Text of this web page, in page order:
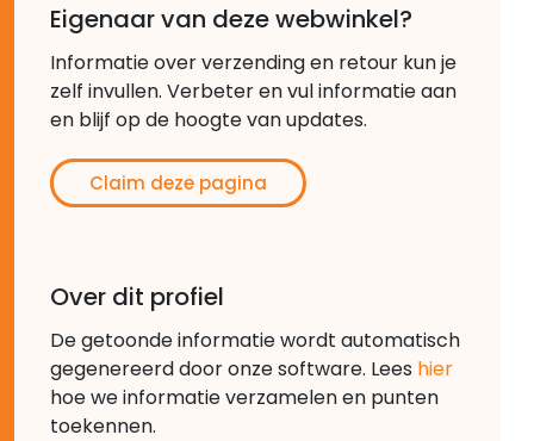
Eigenaar van deze webwinkel?
Informatie over verzending en retour kun je
zelf invullen. Verbeter en vul informatie aan
en blijf op de hoogte van updates.
Claim deze pagina
Over dit profiel
De getoonde informatie wordt automatisch
gegenereerd door onze software. Lees hier
hoe we informatie verzamelen en punten
toekennen.